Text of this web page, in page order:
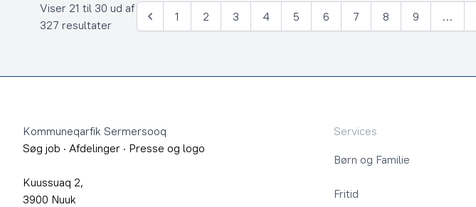
Viser 21 til 30 ud af
327 resultater
Forrige
1 2 3 4 5 6 7 8 9 …
Kommuneqarfik Sermersooq
Søg job · Afdelinger · Presse og logo
Kuussuaq 2,
3900 Nuuk
Services
Børn og Familie
Fritid